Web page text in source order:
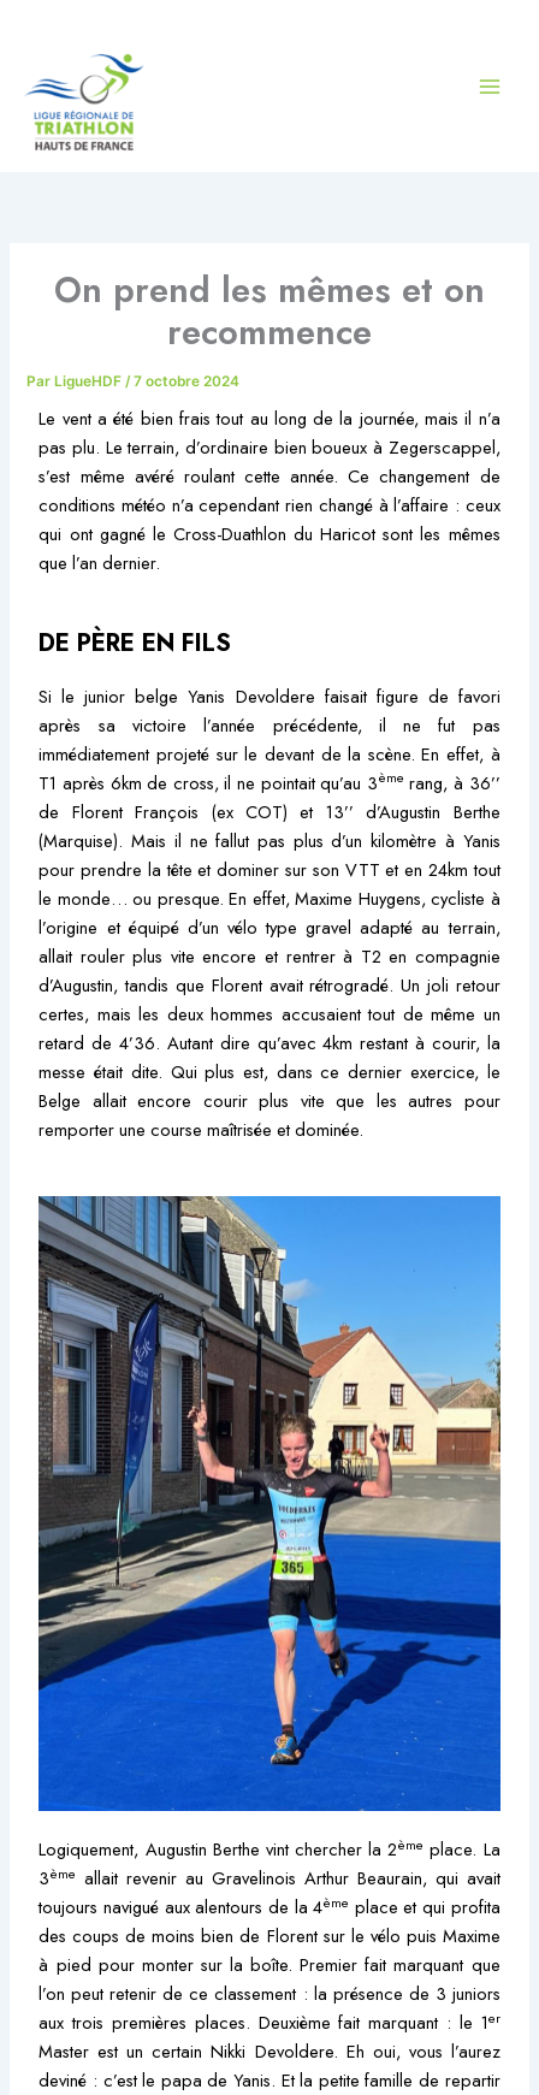
On prend les mêmes et on
recommence
ParLigueHDF /7 octobre 2024
Le vent a été bien frais tout au long de la journée, mais il n’a
pas plu. Le terrain, d’ordinaire bien boueux à Zegerscappel,
s’est même avéré roulant cette année. Ce changement de
conditions météo n’a cependant rien changé à l’affaire : ceux
qui ont gagné le Cross-Duathlon du Haricot sont les mêmes
que l’an dernier.
DE PÈRE EN FILS
Si le junior belge Yanis Devoldere faisait figure de favori
après sa victoire l’année précédente, il ne fut pas
immédiatement projeté sur le devant de la scène. En effet, à
T1 après 6km de cross, il ne pointait qu’au 3ème rang, à 36’’
de Florent François (ex COT) et 13’’ d’Augustin Berthe
(Marquise). Mais il ne fallut pas plus d’un kilomètre à Yanis
pour prendre la tête et dominer sur son VTT et en 24km tout
le monde… ou presque. En effet, Maxime Huygens, cycliste à
l’origine et équipé d’un vélo type gravel adapté au terrain,
allait rouler plus vite encore et rentrer à T2 en compagnie
d’Augustin, tandis que Florent avait rétrogradé. Un joli retour
certes, mais les deux hommes accusaient tout de même un
retard de 4’36. Autant dire qu’avec 4km restant à courir, la
messe était dite. Qui plus est, dans ce dernier exercice, le
Belge allait encore courir plus vite que les autres pour
remporter une course maîtrisée et dominée.
Logiquement, Augustin Berthe vint chercher la 2ème place. La
3ème allait revenir au Gravelinois Arthur Beaurain, qui avait
toujours navigué aux alentours de la 4ème place et qui profita
des coups de moins bien de Florent sur le vélo puis Maxime
à pied pour monter sur la boîte. Premier fait marquant que
l’on peut retenir de ce classement : la présence de 3 juniors
aux trois premières places. Deuxième fait marquant : le 1er
Master est un certain Nikki Devoldere. Eh oui, vous l’aurez
deviné : c’est le papa de Yanis. Et la petite famille de repartir